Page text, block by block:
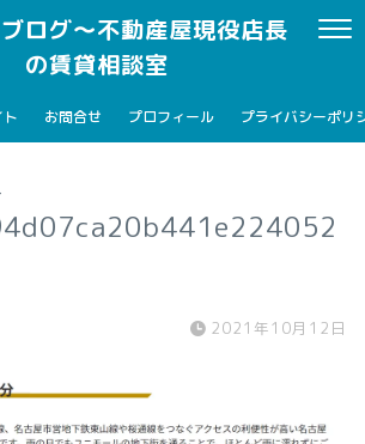
ログ～不動産屋現役店長
の賃貸相談室
お問合せ プロフィール プライバシーポリ
2021年10月12日